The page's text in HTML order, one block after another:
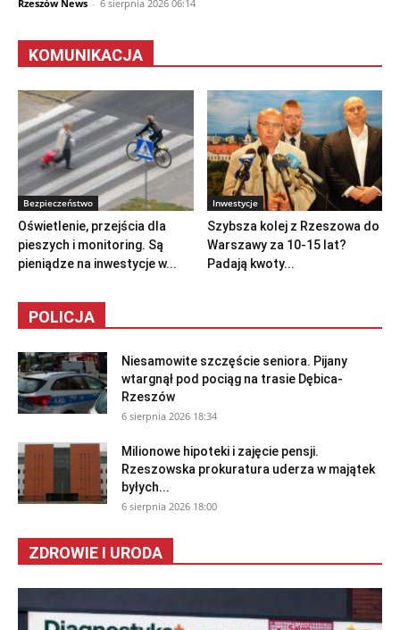
Rzeszów News - 6 sierpnia 2026 06:14
KOMUNIKACJA
Bezpieczeństwo
Oświetlenie, przejścia dla
pieszych i monitoring. Są
pieniądze na inwestycje w...
Inwestycje
Szybsza kolej z Rzeszowa do
Warszawy za 10-15 lat?
Padają kwoty...
POLICJA
Niesamowite szczęście seniora. Pijany
wtargnął pod pociąg na trasie Dębica-
Rzeszów
6 sierpnia 2026 18:34
Milionowe hipoteki i zajęcie pensji.
Rzeszowska prokuratura uderza w majątek
byłych...
6 sierpnia 2026 18:00
ZDROWIE I URODA